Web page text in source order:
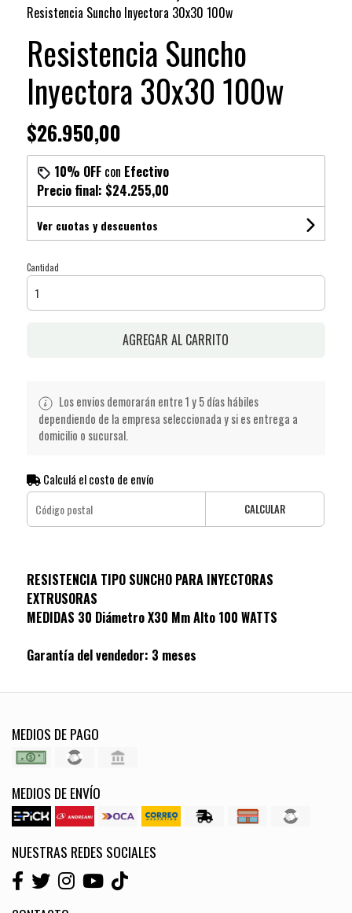
Resistencia Suncho Inyectora 30x30 100w
Resistencia Suncho
Inyectora 30x30 100w
$26.950,00
10% OFFcon Efectivo
Precio final: $24.255,00
Ver cuotas y descuentos
Cantidad
AGREGAR AL CARRITO
Los envios demorarán entre 1 y 5 días hábiles
dependiendo de la empresa seleccionada y si es entrega a
domicilio o sucursal.
Calculá el costo de envío
CALCULAR
RESISTENCIA TIPO SUNCHO PARA INYECTORAS
EXTRUSORAS
MEDIDAS 30 Diámetro X30 Mm Alto 100 WATTS
Garantía del vendedor: 3 meses
MEDIOS DE PAGO
MEDIOS DE ENVÍO
NUESTRAS REDES SOCIALES